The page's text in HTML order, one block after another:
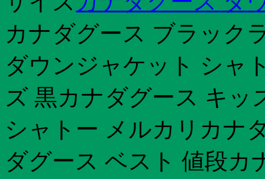
カナダグース ブラック
ダウンジャケット シャ
ズ 黒カナダグース キ
シャトー メルカリカナ
ダグース ベスト 値段カ